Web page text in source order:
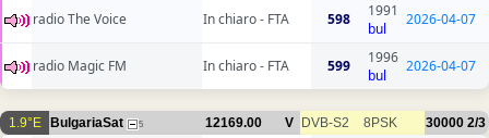
radio The Voice In chiaro - FTA 598
1991
bul
2026-04-07
radio Magic FM In chiaro - FTA 599
1996
bul
2026-04-07
1.9°E BulgariaSat 5 12169.00 V DVB-S2 8PSK 30000 2/3